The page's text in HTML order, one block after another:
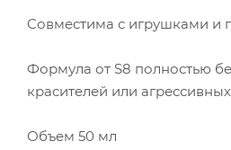
Совместима с игрушками и
Формула от S8 полностью
красителей или
Объем 50 мл